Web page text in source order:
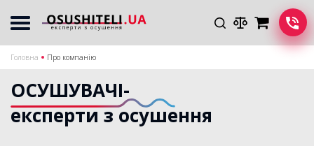
Головна Про компанію
ОСУШУВАЧІ-
експерти з осушення